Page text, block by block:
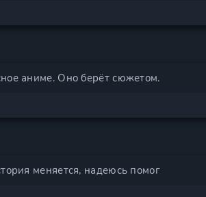
аниме. Оно берёт сюжетом.
меняется, надеюсь помог